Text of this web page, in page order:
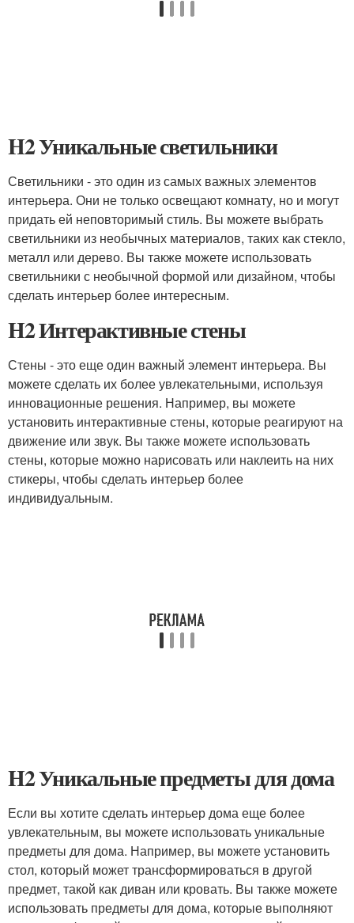
H2 Уникальные светильники
Светильники - это один из самых важных элементов
интерьера. Они не только освещают комнату, но и могут
придать ей неповторимый стиль. Вы можете выбрать
светильники из необычных материалов, таких как стекло,
металл или дерево. Вы также можете использовать
светильники с необычной формой или дизайном, чтобы
сделать интерьер более интересным.
H2 Интерактивные стены
Стены - это еще один важный элемент интерьера. Вы
можете сделать их более увлекательными, используя
инновационные решения. Например, вы можете
установить интерактивные стены, которые реагируют на
движение или звук. Вы также можете использовать
стены, которые можно нарисовать или наклеить на них
стикеры, чтобы сделать интерьер более
индивидуальным.
H2 Уникальные предметы для дома
Если вы хотите сделать интерьер дома еще более
увлекательным, вы можете использовать уникальные
предметы для дома. Например, вы можете установить
стол, который может трансформироваться в другой
предмет, такой как диван или кровать. Вы также можете
использовать предметы для дома, которые выполняют